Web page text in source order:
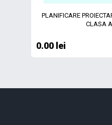
PLANIFICARE
CLASA
0.00 lei